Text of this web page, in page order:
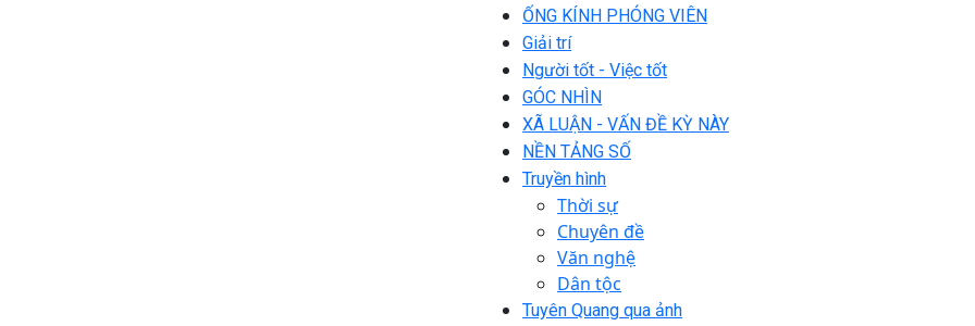
ỐNG KÍNH PHÓNG VIÊN
Giải trí
Người tốt - Việc tốt
GÓC NHÌN
XÃ LUẬN - VẤN ĐỀ KỲ NÀY
NỀN TẢNG SỐ
Truyền hình
Thời sự
Chuyên đề
Văn nghệ
Dân tộc
Tuyên Quang qua ảnh